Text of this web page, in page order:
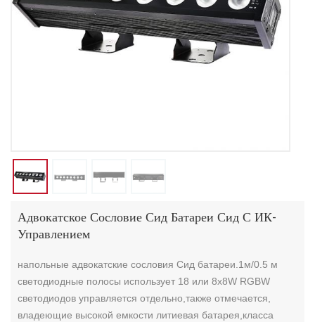
Адвокатское Сословие Сид Батареи Сид С ИК-
Управлением
напольные адвокатские сословия Сид батареи.1м/0.5 м
светодиодные полосы использует 18 или 8x8W RGBW
светодиодов управляется отдельно,также отмечается,
владеющие высокой емкости литиевая батарея,класса